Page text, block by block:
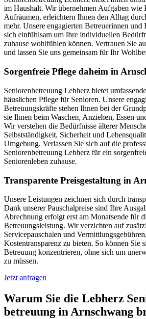
im Haushalt. Wir übernehmen Aufgaben wie
Aufräumen, erleichtern Ihnen den Alltag
mehr. Unsere engagierten Betreuerinnen und
sich einfühlsam um Ihre individuellen
zuhause wohlfühlen können. Vertrauen Sie
und lassen Sie uns gemeinsam für Ihr
Sorgenfreie Pflege daheim in
Seniorenbetreuung Lebherz bietet
häuslichen Pflege für Senioren. Unsere
Betreuungskräfte stehen Ihnen bei der
sie Ihnen beim Waschen, Anziehen, Essen
Wir verstehen die Bedürfnisse älterer
Selbstständigkeit, Sicherheit und
Umgebung. Verlassen Sie sich auf die
Seniorenbetreuung Lebherz für ein
Seniorenleben zuhause.
Transparente Preisgestaltung in
Unsere Leistungen zeichnen sich durch
Dank unserer Pauschalpreise sind Ihre
Abrechnung erfolgt erst am Monatsende für
Betreuungsleistung. Wir verzichten auf
Servicepauschalen und
Kostentransparenz zu bieten. So können Sie
Betreuung konzentrieren, ohne sich um
zu müssen.
Jetzt anfragen
Warum Sie die Lebherz
betreuung in Arnschwang